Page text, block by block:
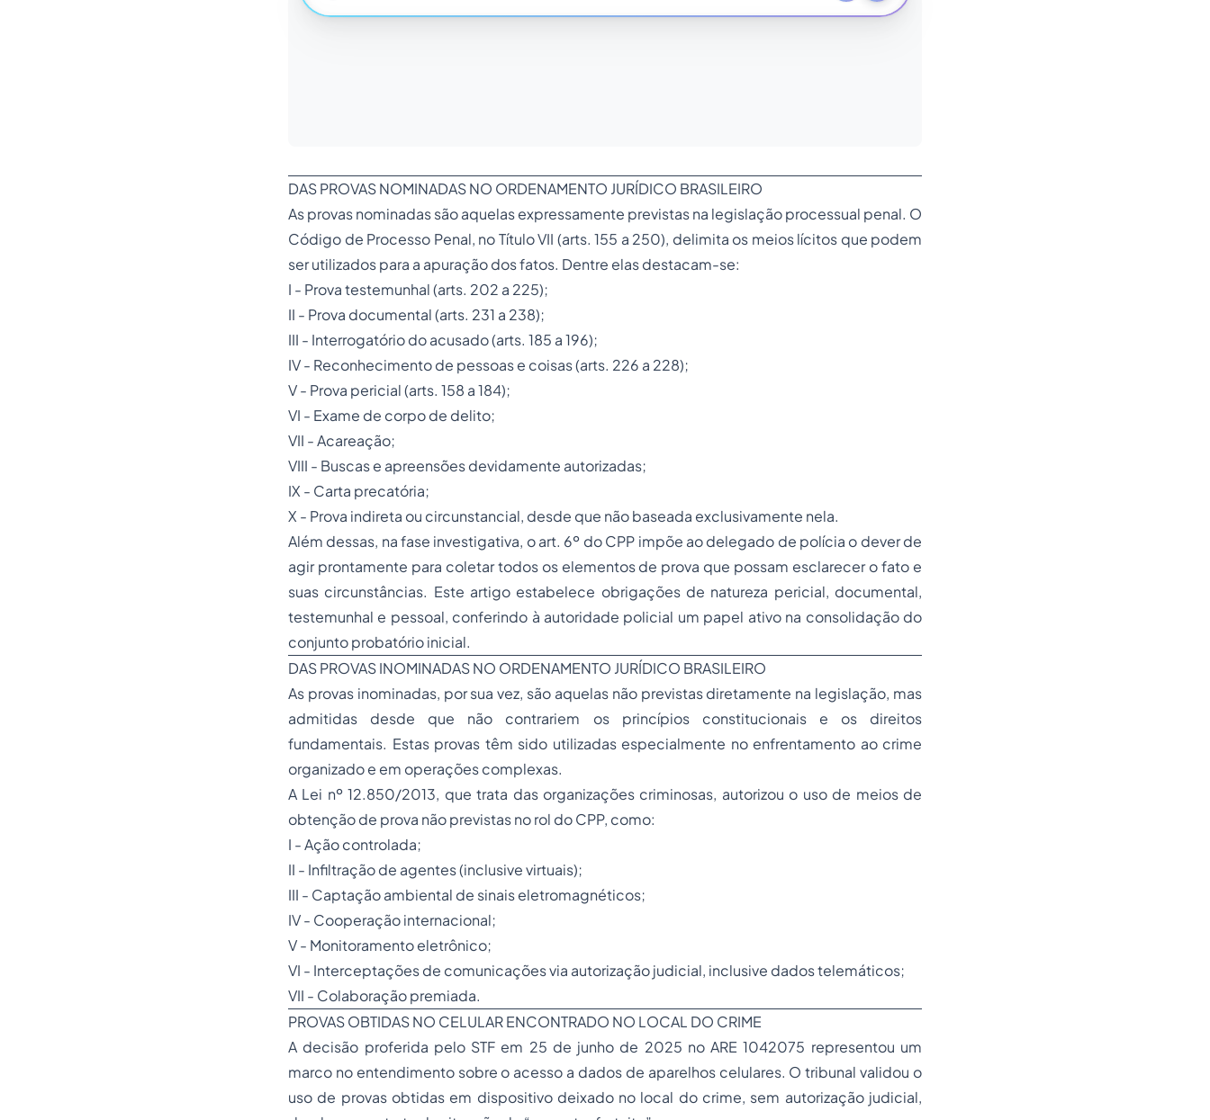
DAS PROVAS NOMINADAS NO ORDENAMENTO JURÍDICO BRASILEIRO
As provas nominadas são aquelas expressamente previstas na legislação processual penal. O
Código de Processo Penal, no Título VII (arts. 155 a 250), delimita os meios lícitos que podem
ser utilizados para a apuração dos fatos. Dentre elas destacam-se:
I - Prova testemunhal (arts. 202 a 225);
II - Prova documental (arts. 231 a 238);
III - Interrogatório do acusado (arts. 185 a 196);
IV - Reconhecimento de pessoas e coisas (arts. 226 a 228);
V - Prova pericial (arts. 158 a 184);
VI - Exame de corpo de delito;
VII - Acareação;
VIII - Buscas e apreensões devidamente autorizadas;
IX - Carta precatória;
X - Prova indireta ou circunstancial, desde que não baseada exclusivamente nela.
Além dessas, na fase investigativa, o art. 6º do CPP impõe ao delegado de polícia o dever de
agir prontamente para coletar todos os elementos de prova que possam esclarecer o fato e
suas circunstâncias. Este artigo estabelece obrigações de natureza pericial, documental,
testemunhal e pessoal, conferindo à autoridade policial um papel ativo na consolidação do
conjunto probatório inicial.
DAS PROVAS INOMINADAS NO ORDENAMENTO JURÍDICO BRASILEIRO
As provas inominadas, por sua vez, são aquelas não previstas diretamente na legislação, mas
admitidas desde que não contrariem os princípios constitucionais e os direitos
fundamentais. Estas provas têm sido utilizadas especialmente no enfrentamento ao crime
organizado e em operações complexas.
A Lei nº 12.850/2013, que trata das organizações criminosas, autorizou o uso de meios de
obtenção de prova não previstas no rol do CPP, como:
I - Ação controlada;
II - Infiltração de agentes (inclusive virtuais);
III - Captação ambiental de sinais eletromagnéticos;
IV - Cooperação internacional;
V - Monitoramento eletrônico;
VI - Interceptações de comunicações via autorização judicial, inclusive dados telemáticos;
VII - Colaboração premiada.
PROVAS OBTIDAS NO CELULAR ENCONTRADO NO LOCAL DO CRIME
A decisão proferida pelo STF em 25 de junho de 2025 no ARE 1042075 representou um
marco no entendimento sobre o acesso a dados de aparelhos celulares. O tribunal validou o
uso de provas obtidas em dispositivo deixado no local do crime, sem autorização judicial,